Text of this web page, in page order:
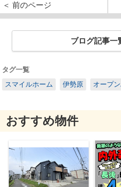
＜ 前のページ
ブログ記事一
タグ一覧
スマイルホーム
伊勢原 オープ
おすすめ物件